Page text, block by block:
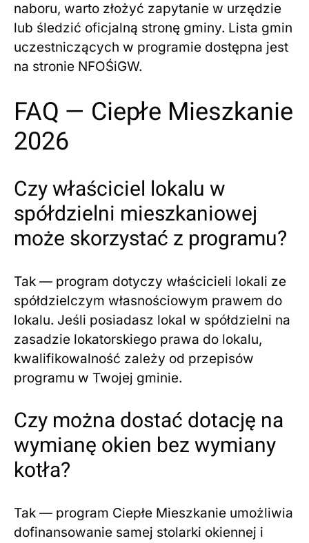
naboru, warto złożyć zapytanie w urzędzie
lub śledzić oficjalną stronę gminy. Lista gmin
uczestniczących w programie dostępna jest
na stronie NFOŚiGW.
FAQ — Ciepłe Mieszkanie
2026
Czy właściciel lokalu w
spółdzielni mieszkaniowej
może skorzystać z programu?
Tak — program dotyczy właścicieli lokali ze
spółdzielczym własnościowym prawem do
lokalu. Jeśli posiadasz lokal w spółdzielni na
zasadzie lokatorskiego prawa do lokalu,
kwalifikowalność zależy od przepisów
programu w Twojej gminie.
Czy można dostać dotację na
wymianę okien bez wymiany
kotła?
Tak — program Ciepłe Mieszkanie umożliwia
dofinansowanie samej stolarki okiennej i